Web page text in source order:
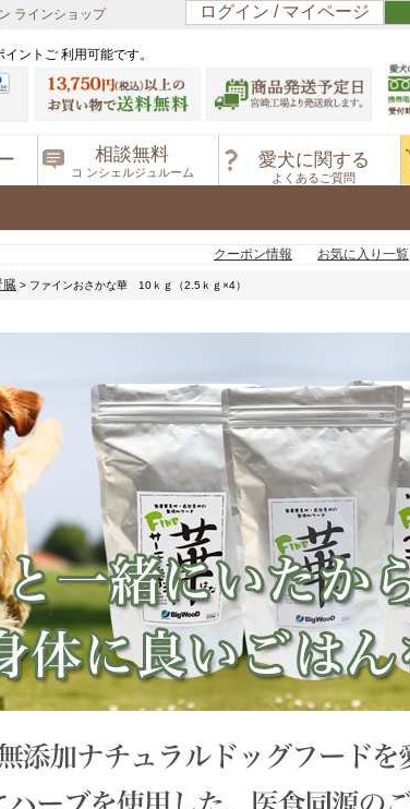
ラインショップ ログイン / マイページ
ントご 利用可能です。
相談無料
コ ンシェルジュルーム
愛犬に関する
よくあるご質問
クーポン情報
お気に入り一覧
臓 > ファインおさかな華 10ｋｇ（2.5ｋｇ×4）